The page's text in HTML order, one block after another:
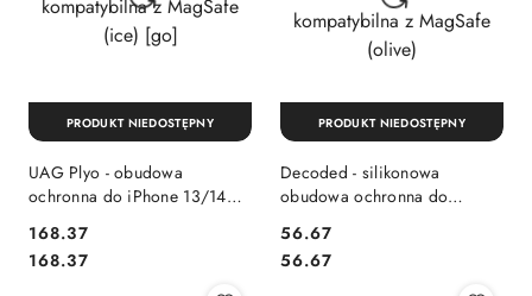
UAG Plyo - obudowa
ochronna do iPhone 13/14
[go]
Cena:
168.37
Cena:
168.37
PRODUKT NIEDOSTĘPNY
Decoded - silikonowa
obudowa ochronna do
kompatybilna z MagSafe
(olive)
Cena:
56.67
Cena:
56.67
PRODUKT NIEDOSTĘPNY